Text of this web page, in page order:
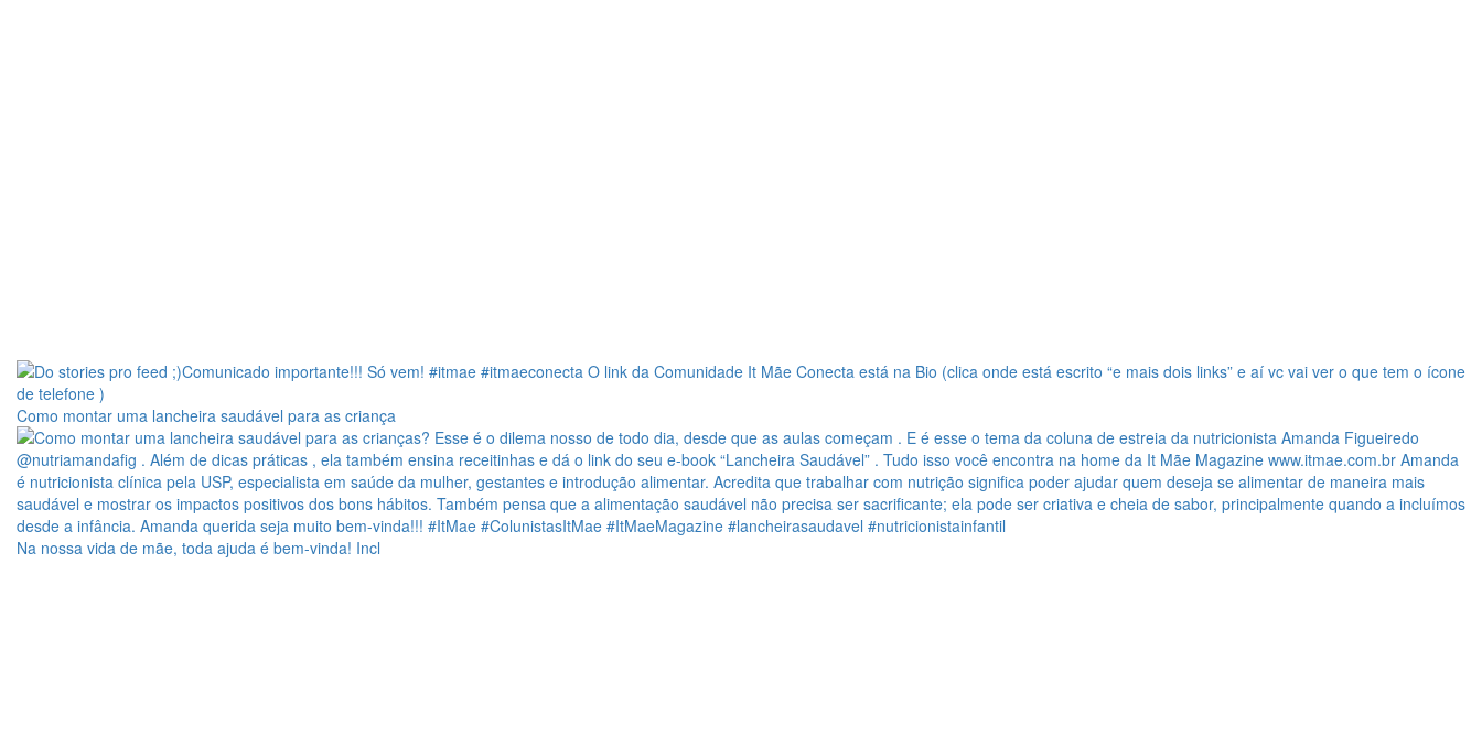
Como montar uma lancheira saudável para as criança
Na nossa vida de mãe, toda ajuda é bem-vinda! Incl